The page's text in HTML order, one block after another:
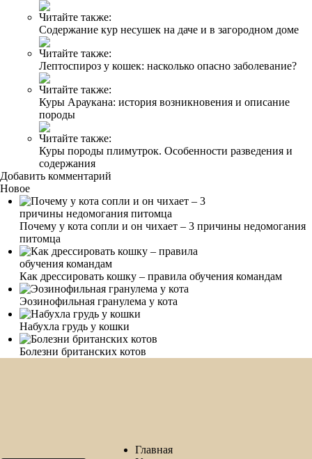
Читайте также:
Содержание кур несушек на даче и в загородном доме
Читайте также:
Лептоспироз у кошек: насколько опасно заболевание?
Читайте также:
Куры Араукана: история возникновения и описание
породы
Читайте также:
Куры породы плимутрок. Особенности разведения и
содержания
Добавить комментарий
Новое
Почему у кота сопли и он чихает – 3 причины недомогания
питомца
Как дрессировать кошку – правила обучения командам
Эозинофильная гранулема у кота
Набухла грудь у кошки
Болезни британских котов
Главная